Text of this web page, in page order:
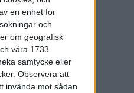
en enhet for
och
om geografisk
våra 1733
samtycke eller
Observera att
invända mot sådan